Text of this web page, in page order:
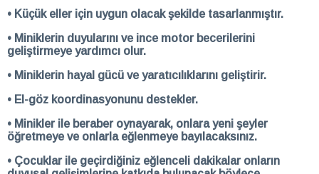
• Küçük eller için uygun olacak şekilde tasarlanmıştır.
• Miniklerin duyularını ve ince motor becerilerini
geliştirmeye yardımcı olur.
• Miniklerin hayal gücü ve yaratıcılıklarını geliştirir.
• El-göz koordinasyonunu destekler.
• Minikler ile beraber oynayarak, onlara yeni şeyler
öğretmeye ve onlarla eğlenmeye bayılacaksınız.
• Çocuklar ile geçirdiğiniz eğlenceli dakikalar onların